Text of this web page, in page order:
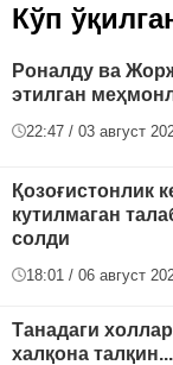
Кўп
Роналду ва
этилган
22:47 / 03 август
Қозоғистонлик
кутилмаган
солди
18:01 / 06 август
Танадаги
халқона талқин...